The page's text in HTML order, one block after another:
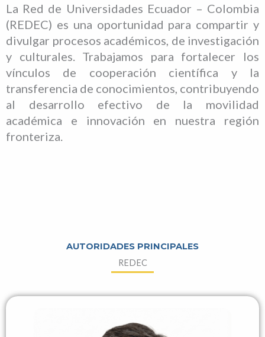
La Red de Universidades Ecuador – Colombia
(REDEC) es una oportunidad para compartir y
divulgar procesos académicos, de investigación
y culturales. Trabajamos para fortalecer los
vínculos de cooperación científica y la
transferencia de conocimientos, contribuyendo
al desarrollo efectivo de la movilidad
académica e innovación en nuestra región
fronteriza.
AUTORIDADES PRINCIPALES
REDEC